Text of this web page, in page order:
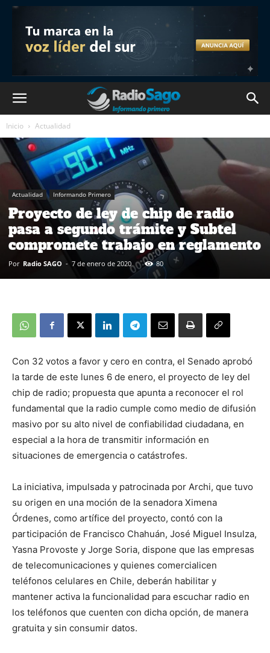
Inicio Actualidad
Actualidad Informando Primero
Proyecto de ley de chip de radio
pasa a segundo trámite y Subtel
compromete trabajo en reglamento
Por Radio SAGO - 7 de enero de 2020 80
Con 32 votos a favor y cero en contra, el Senado aprobó
la tarde de este lunes 6 de enero, el proyecto de ley del
chip de radio; propuesta que apunta a reconocer el rol
fundamental que la radio cumple como medio de difusión
masivo por su alto nivel de confiabilidad ciudadana, en
especial a la hora de transmitir información en
situaciones de emergencia o catástrofes.
La iniciativa, impulsada y patrocinada por Archi, que tuvo
su origen en una moción de la senadora Ximena
Órdenes, como artífice del proyecto, contó con la
participación de Francisco Chahuán, José Miguel Insulza,
Yasna Provoste y Jorge Soria, dispone que las empresas
de telecomunicaciones y quienes comercialicen
teléfonos celulares en Chile, deberán habilitar y
mantener activa la funcionalidad para escuchar radio en
los teléfonos que cuenten con dicha opción, de manera
gratuita y sin consumir datos.